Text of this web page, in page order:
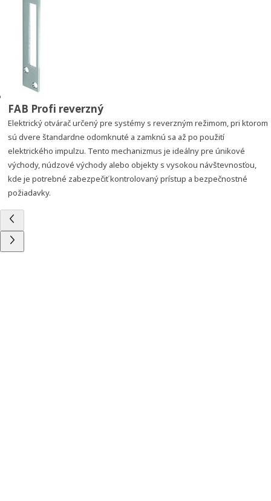
FAB Profi reverzný
Elektrický otvárač určený pre systémy s reverzným režimom, pri ktorom
sú dvere štandardne odomknuté a zamknú sa až po použití
elektrického impulzu. Tento mechanizmus je ideálny pre únikové
východy, núdzové východy alebo objekty s vysokou návštevnosťou,
kde je potrebné zabezpečiť kontrolovaný prístup a bezpečnostné
požiadavky.